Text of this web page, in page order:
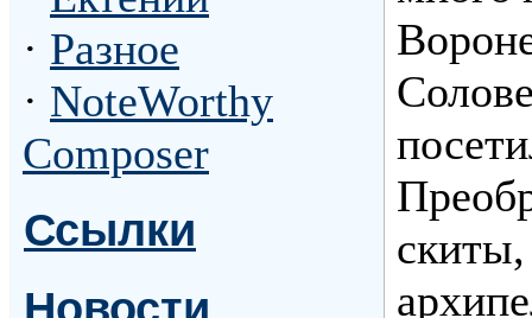
· Разное
· NoteWorthy
Composer
Ссылки
Новости